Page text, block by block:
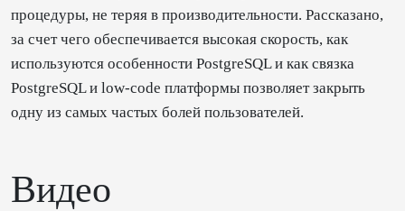
процедуры, не теряя в производительности. Рассказано,
за счет чего обеспечивается высокая скорость, как
используются особенности PostgreSQL и как связка
PostgreSQL и low-code платформы позволяет закрыть
одну из самых частых болей пользователей.
Видео